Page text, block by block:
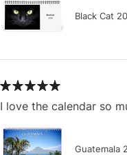
Black Cat
I love the calendar so
Guatemala